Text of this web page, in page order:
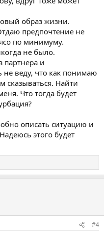
образ жизни.
предпочтение не
по минимуму.
не было.
партнера и
веду, что как понимаю
сказываться. Найти
Что тогда будет
описать ситуацию и
этого будет
#4